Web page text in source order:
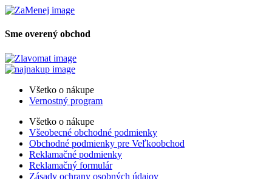
Sme overený obchod
Všetko o nákupe
Vernostný program
Všetko o nákupe
Všeobecné obchodné podmienky
Obchodné podmienky pre Veľkoobchod
Reklamačné podmienky
Reklamačný formulár
Zásady ochrany osobných údajov